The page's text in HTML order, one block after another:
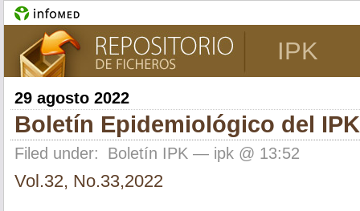
IPK
29 agosto 2022
Boletín Epidemiológico del
Filed under: Boletín IPK — ipk @ 13:52
Vol.32, No.33,2022